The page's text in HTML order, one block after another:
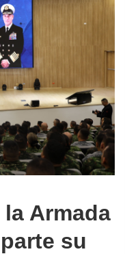
Armada
su